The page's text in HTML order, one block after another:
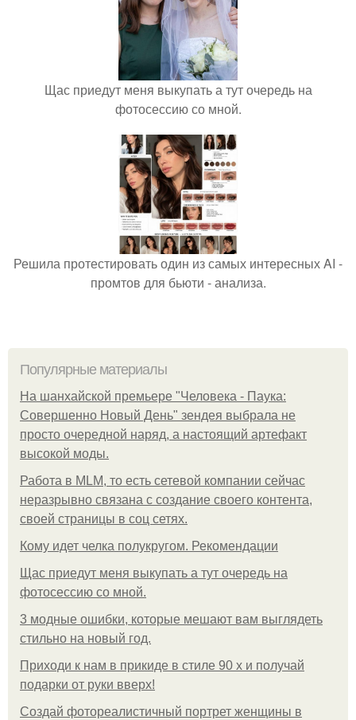
Щас приедут меня выкупать а тут очередь на
фотосессию со мной.
Решила протестировать один из самых интересных AI -
промтов для бьюти - анализа.
Популярные материалы
На шанхайской премьере "Человека - Паука:
Совершенно Новый День" зендея выбрала не
просто очередной наряд, а настоящий артефакт
высокой моды.
Работа в MLM, то есть сетевой компании сейчас
неразрывно связана с создание своего контента,
своей страницы в соц сетях.
Кому идет челка полукругом. Рекомендации
Щас приедут меня выкупать а тут очередь на
фотосессию со мной.
3 модные ошибки, которые мешают вам выглядеть
стильно на новый год.
Приходи к нам в прикиде в стиле 90 х и получай
подарки от руки вверх!
Создай фотореалистичный портрет женщины в